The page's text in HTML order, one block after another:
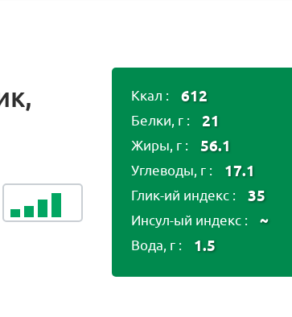
Ккал : 612
Белки, г : 21
Жиры, г : 56.1
Углеводы, г : 17.1
Глик-ий индекс : 35
Инсул-ый индекс : ~
Вода, г : 1.5